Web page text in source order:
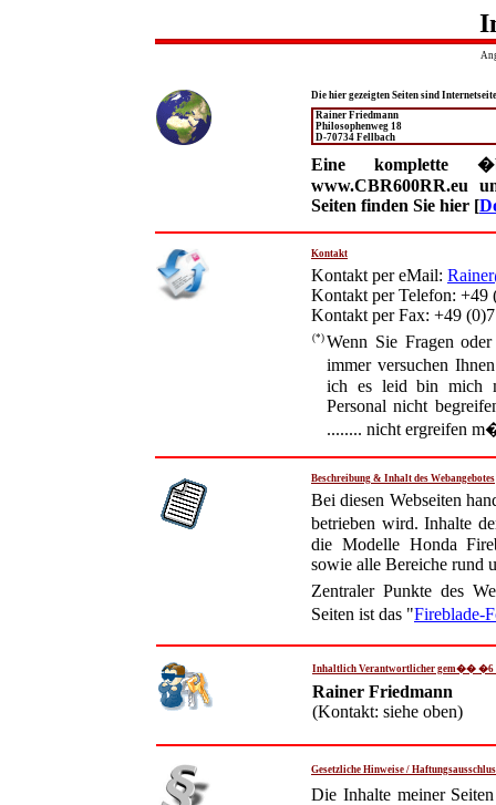
Die hier gezeigten Seiten sind
Rainer Friedmann
Philosophenweg 18
D-70734 Fellbach
Eine komplette
www.CBR600RR.eu
Seiten finden Sie hier [
Kontakt
Kontakt per eMail:
Kontakt per Telefon: +49
Kontakt per Fax: +49
(*) Wenn Sie Fragen
immer versuchen
ich es leid bin mich
Personal nicht
........ nicht ergreifen
Beschreibung & Inhalt des Webangebotes
Bei diesen Webseiten
betrieben wird. Inhalte
die Modelle Honda
sowie alle Bereiche rund
Zentraler Punkte des
Seiten ist das "Fireblade-
Inhaltlich Verantwortlicher gem�� �6
Rainer Friedmann
(Kontakt: siehe oben)
Gesetzliche Hinweise /
Die Inhalte meiner